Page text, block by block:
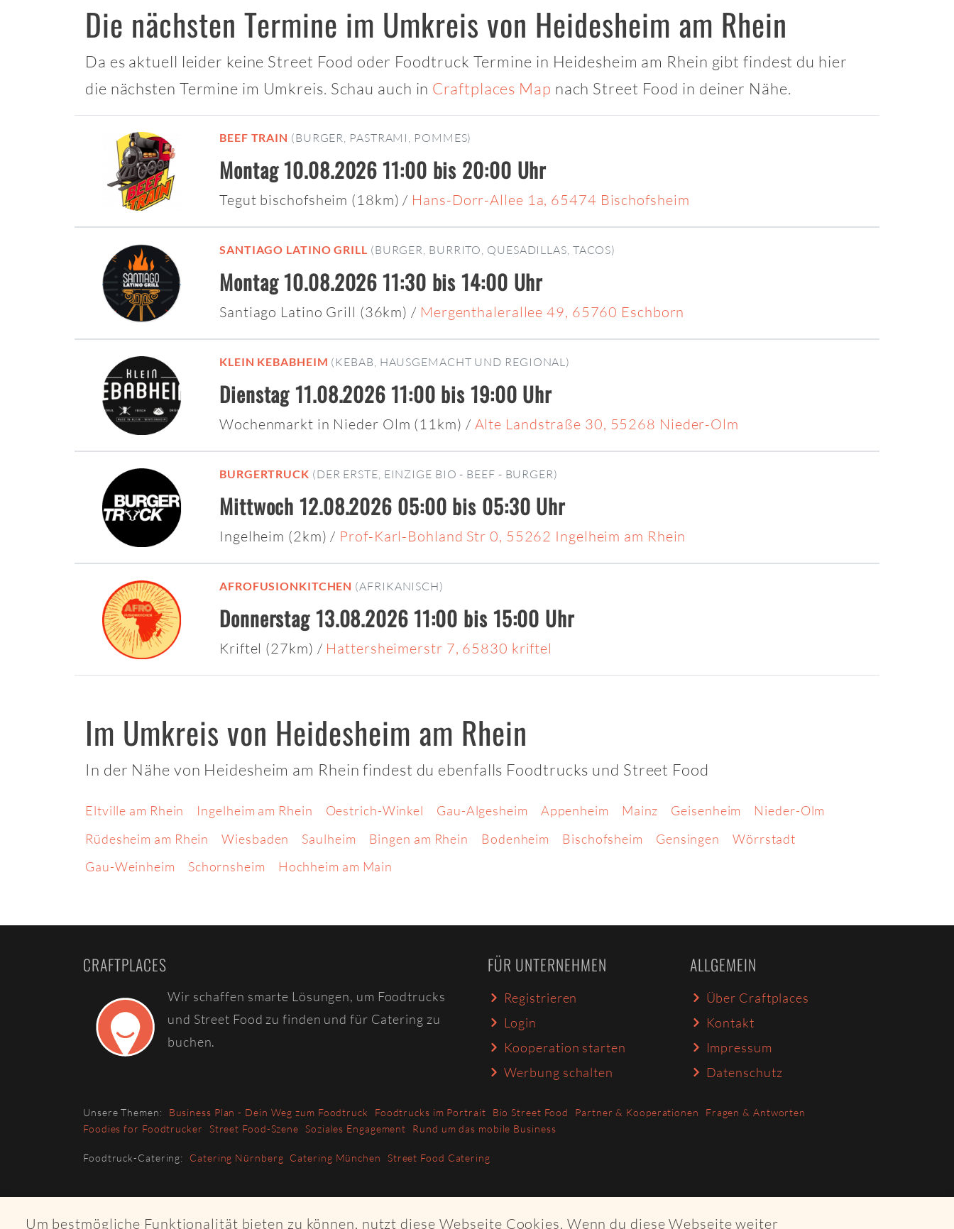
Um bestmögliche Funktionalität bieten zu können, nutzt diese Webseite Cookies. Wenn du diese Webseite weiter
Die nächsten Termine im Umkreis von Heidesheim am Rhein
Da es aktuell leider keine Street Food oder Foodtruck Termine in Heidesheim am Rhein gibt findest du hier
die nächsten Termine im Umkreis. Schau auch in Craftplaces Map nach Street Food in deiner Nähe.
BEEF TRAIN (BURGER, PASTRAMI, POMMES)
Montag 10.08.2026 11:00 bis 20:00 Uhr
Tegut bischofsheim (18km)/ Hans-Dorr-Allee 1a, 65474 Bischofsheim
SANTIAGO LATINO GRILL (BURGER, BURRITO, QUESADILLAS, TACOS)
Montag 10.08.2026 11:30 bis 14:00 Uhr
Santiago Latino Grill (36km)/ Mergenthalerallee 49, 65760 Eschborn
KLEIN KEBABHEIM (KEBAB, HAUSGEMACHT UND REGIONAL)
Dienstag 11.08.2026 11:00 bis 19:00 Uhr
Wochenmarkt in Nieder Olm (11km) / Alte Landstraße 30, 55268 Nieder-Olm
BURGERTRUCK (DER ERSTE, EINZIGE BIO - BEEF - BURGER)
Mittwoch 12.08.2026 05:00 bis 05:30 Uhr
Ingelheim (2km)/ Prof-Karl-Bohland Str 0, 55262 Ingelheim am Rhein
AFROFUSIONKITCHEN (AFRIKANISCH)
Donnerstag 13.08.2026 11:00 bis 15:00 Uhr
Kriftel (27km) / Hattersheimerstr 7, 65830 kriftel
Im Umkreis von Heidesheim am Rhein
In der Nähe von Heidesheim am Rhein findest du ebenfalls Foodtrucks und Street Food
Eltville am Rhein Ingelheim am Rhein Oestrich-Winkel Gau-Algesheim Appenheim Mainz Geisenheim
Nieder-Olm
Rüdesheim am Rhein
Wiesbaden Saulheim Bingen am Rhein Bodenheim Bischofsheim Gensingen
Wörrstadt
Gau-Weinheim
Schornsheim Hochheim am Main
CRAFTPLACES
Wir schaffen smarte Lösungen, um Foodtrucks
und Street Food zu finden und für Catering zu
buchen.
FÜR UNTERNEHMEN
Registrieren
Login
Kooperation starten
Werbung schalten
ALLGEMEIN
Über Craftplaces
Kontakt
Impressum
Datenschutz
Unsere Themen: Business Plan - Dein Weg zum Foodtruck Foodtrucks im Portrait Bio Street Food Partner & Kooperationen
Fragen & Antworten
Foodies for Foodtrucker
Street Food-Szene Soziales Engagement Rund um das mobile Business
Foodtruck-Catering: Catering Nürnberg Catering München Street Food Catering